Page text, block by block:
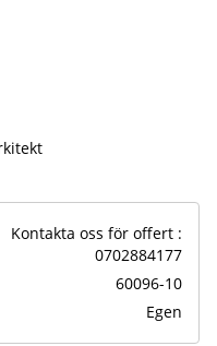
Kontakta oss för offert :
0702884177
60096-10
Egen